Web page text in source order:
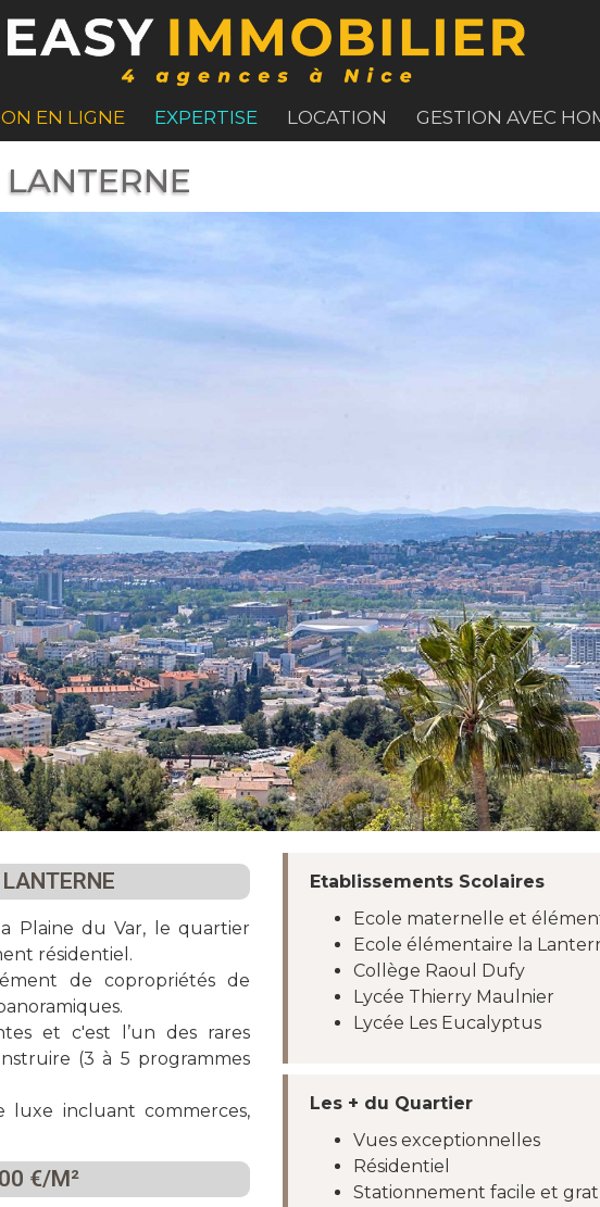
EN LIGNE EXPERTISE LOCATION GESTION AVEC
Plaine du Var, le quartier
résidentiel.
de copropriétés de
et c'est l’un des rares
(3 à 5 programmes
luxe incluant commerces,
€/M²
Etablissements Scolaires
Ecole maternelle et
Ecole élémentaire la
Collège Raoul Dufy
Lycée Thierry Maulnier
Lycée Les Eucalyptus
Les + du Quartier
Vues exceptionnelles
Résidentiel
Stationnement facile et